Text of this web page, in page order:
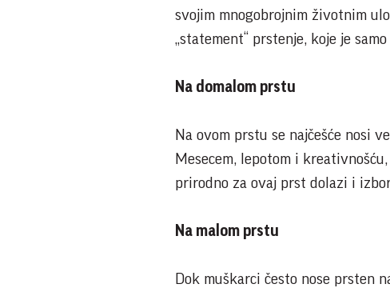
svojim mnogobrojnim životnim
„statement“ prstenje, koje je
Na domalom prstu
Na ovom prstu se najčešće nosi
Mesecem, lepotom i
prirodno za ovaj prst dolazi i
Na malom prstu
Dok muškarci često nose prsten